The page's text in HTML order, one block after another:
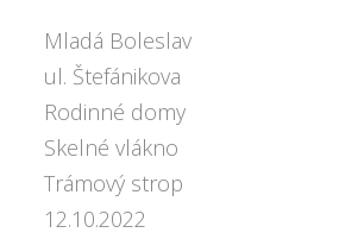
Mladá Boleslav
ul. Štefánikova
Rodinné domy
Skelné vlákno
Trámový strop
12.10.2022